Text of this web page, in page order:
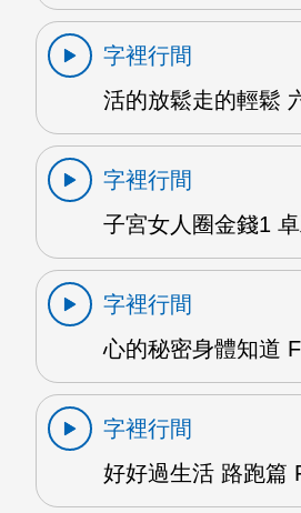
字裡行間
活的放鬆走的輕鬆
字裡行間
子宮女人圈金錢1
字裡行間
心的秘密身體知道
字裡行間
好好過生活 路跑篇